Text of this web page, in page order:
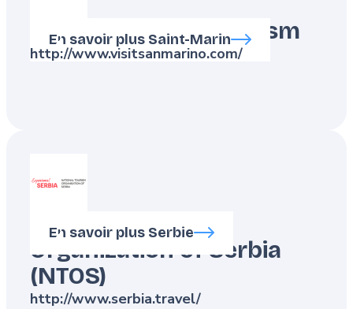
State Office for Tourism
http://www.visitsanmarino.com/
En savoir plus Saint-Marin
National Tourism
Organization of Serbia
(NTOS)
http://www.serbia.travel/
En savoir plus Serbie